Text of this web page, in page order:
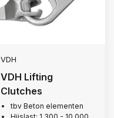
VDH
VDH Lifting
Clutches
tbv Beton elementen